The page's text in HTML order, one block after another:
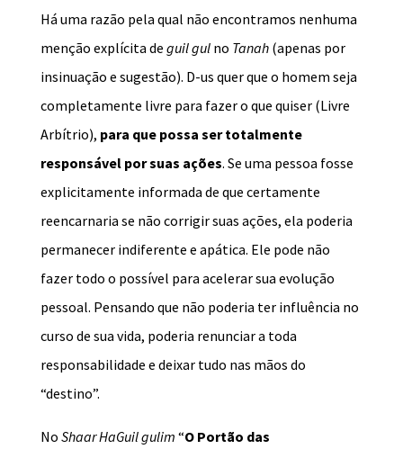
Há uma razão pela qual não encontramos nenhuma
menção explícita de guil gulno Tanah(apenas por
insinuação e sugestão). D-us quer que o homem seja
completamente livre para fazer o que quiser (Livre
Arbítrio), para que possa ser totalmente
responsável por suas ações. Se uma pessoa fosse
explicitamente informada de que certamente
reencarnaria se não corrigir suas ações, ela poderia
permanecer indiferente e apática. Ele pode não
fazer todo o possível para acelerar sua evolução
pessoal. Pensando que não poderia ter influência no
curso de sua vida, poderia renunciar a toda
responsabilidade e deixar tudo nas mãos do
“destino”.
No Shaar HaGuil gulim “O Portão das